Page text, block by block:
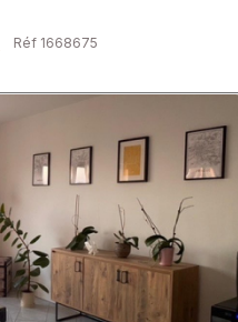
Réf 1668675